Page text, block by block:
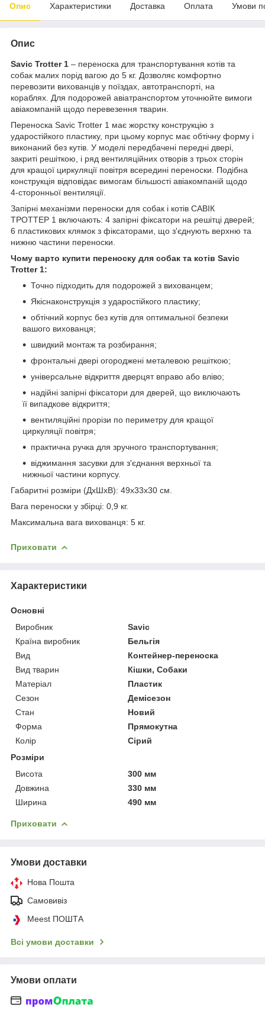
Опис Характеристики Доставка Оплата Умови
Опис
Savic Trotter 1 – переноска для транспортування котів та
собак малих порід вагою до 5 кг. Дозволяє комфортно
перевозити вихованців у поїздах, автотранспорті, на
кораблях. Для подорожей авіатранспортом уточнюйте вимоги
авіакомпаній щодо перевезення тварин.
Переноска Savic Trotter 1 має жорстку конструкцію з
ударостійкого пластику, при цьому корпус має обтічну форму і
виконаний без кутів. У моделі передбачені передні двері,
закриті решіткою, і ряд вентиляційних отворів з трьох сторін
для кращої циркуляції повітря всередині переноски. Подібна
конструкція відповідає вимогам більшості авіакомпаній щодо
4-сторонньої вентиляції.
Запірні механізми переноски для собак і котів САВІК
ТРОТТЕР 1 включають: 4 запірні фіксатори на решітці дверей;
6 пластикових клямок з фіксаторами, що з'єднують верхню та
нижню частини переноски.
Чому варто купити переноску для собак та котів Savic
Trotter 1:
Точно підходить для подорожей з вихованцем;
Якіснаконструкція з ударостійкого пластику;
обтічний корпус без кутів для оптимальної безпеки
вашого вихованця;
швидкий монтаж та розбирання;
фронтальні двері огороджені металевою решіткою;
універсальне відкриття дверцят вправо або вліво;
надійні запірні фіксатори для дверей, що виключають
її випадкове відкриття;
вентиляційні прорізи по периметру для кращої
циркуляції повітря;
практична ручка для зручного транспортування;
віджимання засувки для з'єднання верхньої та
нижньої частини корпусу.
Габаритні розміри (ДхШхВ): 49х33х30 см.
Вага переноски у збірці: 0,9 кг.
Максимальна вага вихованця: 5 кг.
Приховати
Характеристики
Основні
Виробник
Savic
Країна виробник
Бельгія
Вид
Контейнер-переноска
Вид тварин
Кішки, Собаки
Матеріал
Пластик
Сезон
Демісезон
Стан
Новий
Форма
Прямокутна
Колір
Сірий
Розміри
Висота
300 мм
Довжина
330 мм
Ширина
490 мм
Приховати
Умови доставки
Нова Пошта
Самовивіз
Meest ПОШТА
Всі умови доставки
Умови оплати